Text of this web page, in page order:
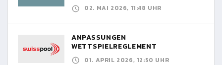
02. MAI 2026, 11:48 UHR
ANPASSUNGEN
WETTSPIELREGLEMENT
01. APRIL 2026, 12:50 UHR